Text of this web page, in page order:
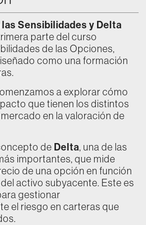
Sensibilidades y Delta
parte del curso
de las Opciones,
como una formación
a explorar cómo
que tienen los distintos
en la valoración de
de Delta, una de las
importantes, que mide
de una opción en función
activo subyacente. Este es
gestionar
el riesgo en carteras que